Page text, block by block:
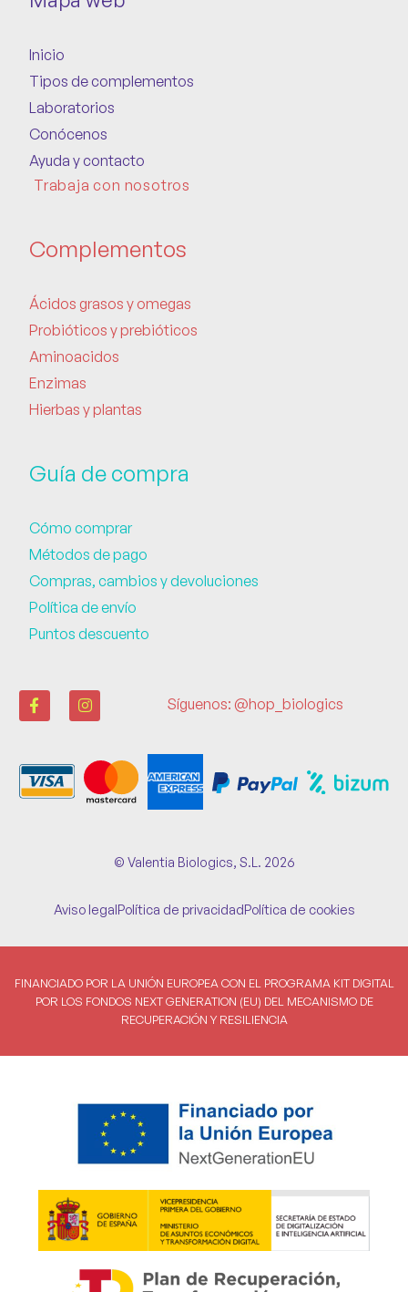
Inicio
Tipos de complementos
Laboratorios
Conócenos
Ayuda y contacto
Trabaja con nosotros
Complementos
Ácidos grasos y omegas
Probióticos y prebióticos
Aminoacidos
Enzimas
Hierbas y plantas
Guía de compra
Cómo comprar
Métodos de pago
Compras, cambios y devoluciones
Política de envío
Puntos descuento
Síguenos: @hop_biologics
© Valentia Biologics, S.L. 2026
Aviso legalPolítica de privacidadPolítica de cookies
FINANCIADO POR LA UNIÓN EUROPEA CON EL PROGRAMA KIT DIGITAL
POR LOS FONDOS NEXT GENERATION (EU) DEL MECANISMO DE
RECUPERACIÓN Y RESILIENCIA